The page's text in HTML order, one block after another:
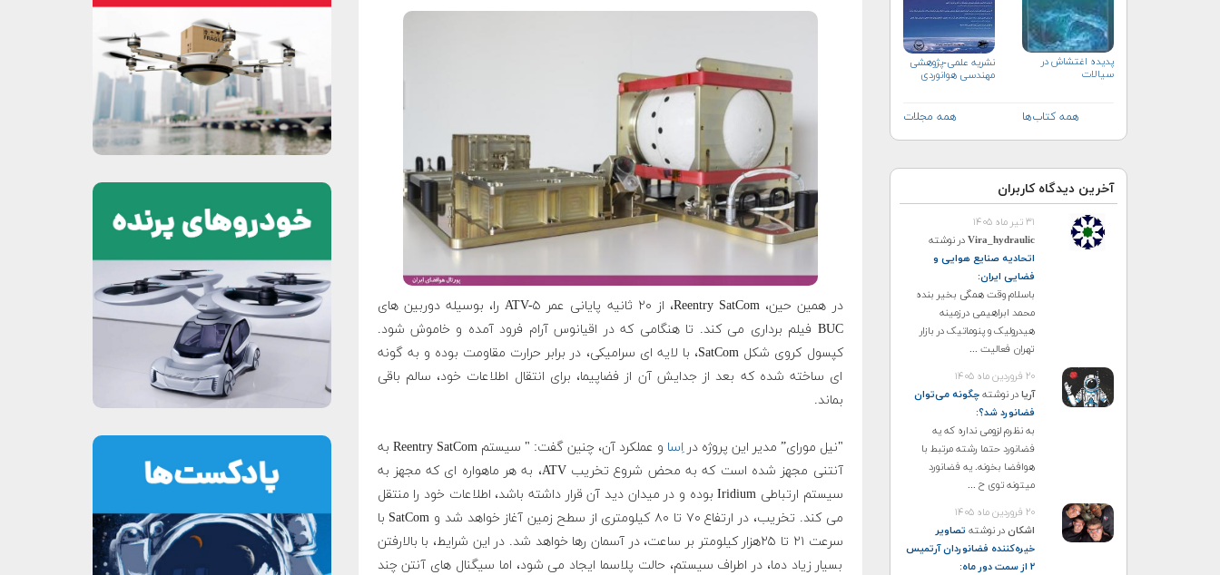
پدیده اغتشاش در
سیالات
نشریه علمی-پژوهشی
مهندسی هوانوردی
همه کتاب‌ها همه مجلات
آخرین دیدگاه کاربران
۳۱ تیر ماه ۱۴۰۵
Vira_hydraulicدر نوشته
اتحادیه صنایع هوایی و
فضایی ایران:
باسلام وقت همگی بخیر بنده
محمد ابراهیمی درزمینه
هیدرولیک و پنوماتیک در بازار
تهران فعالیت ...
۲۰ فروردین ماه ۱۴۰۵
آریادر نوشتهچگونه می‌توان
فضانورد شد؟:
به نظرم لزومی نداره که یه
فضانورد حتما رشته مرتبط با
هوافضا بخونه. یه فضانورد
میتونه توی ح ...
۲۰ فروردین ماه ۱۴۰۵
اشکاندر نوشته تصاویر
خیره‌کننده فضانوردان آرتمیس
۲ از سمت دور ماه
:
در همین حین، Reentry SatCom، از ۲۰ ثانیه پایانی عمر ATV-۵ را، بوسیله دوربین های
BUC فیلم برداری می کند. تا هنگامی که در اقیانوس آرام فرود آمده و خاموش شود.
کپسول کروی شکل SatCom، با لایه ای سرامیکی، در برابر حرارت مقاومت بوده و به گونه
ای ساخته شده که بعد از جدایش آن از فضاپیما، برای انتقال اطلاعات خود، سالم باقی
بماند.
"نیل مورای” مدیر این پروژه دراِسا
و عملکرد آن، چنین گفت: " سیستم Reentry SatCom به
آنتنی مجهز شده است که به محض شروع تخریب ATV، به هر ماهواره ای که مجهز به
سیستم ارتباطی Iridium بوده و در میدان دید آن قرار داشته باشد، اطلاعات خود را منتقل
می کند. تخریب، در ارتفاع ۷۰ تا ۸۰ کیلومتری از سطح زمین آغاز خواهد شد و SatCom با
سرعت ۲۱ تا ۲۵هزار کیلومتر بر ساعت، در آسمان رها خواهد شد. در این شرایط، با بالارفتن
بسیار زیاد دما، در اطراف سیستم، حالت پلاسما ایجاد می شود، اما سیگنال های آنتن چند